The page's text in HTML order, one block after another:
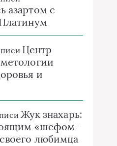
азартом с
Центр
и
Жук знахарь:
«шефом-
любимца